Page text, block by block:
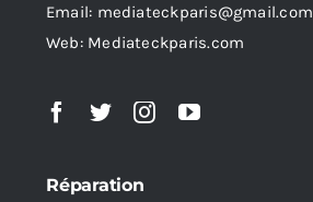
Email: mediateckparis@gmail.com
Web: Mediateckparis.com
Réparation